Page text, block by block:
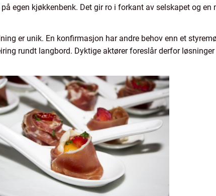
egen kjøkkenbenk. Det gir ro i forkant av selskapet og en
er unik. En konfirmasjon har andre behov enn et
rundt langbord. Dyktige aktører foreslår derfor